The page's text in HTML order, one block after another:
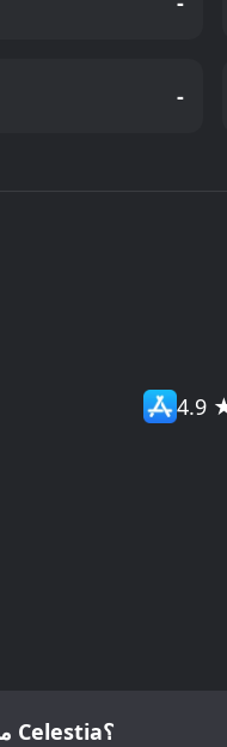
-
ما هي القيمة السوقية لـ Celestia؟